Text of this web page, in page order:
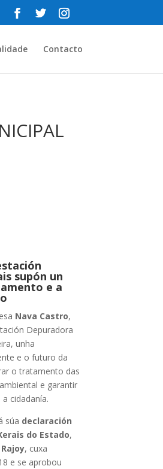
Contacto
supón un
e a
Nava Castro,
Depuradora
unha
e o futuro da
o tratamento das
e garantir
cidadanía.
súa declaración
do Estado,
, cuxa
e se aprobou